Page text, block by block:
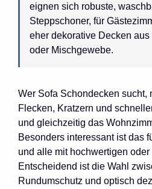
eignen sich robuste,
Steppschoner, für
eher dekorative Decken
oder Mischgewebe.
Wer Sofa Schondecken sucht,
Flecken, Kratzern und
und gleichzeitig das
Besonders interessant ist das
und alle mit hochwertigen
Entscheidend ist die Wahl
Rundumschutz und optisch